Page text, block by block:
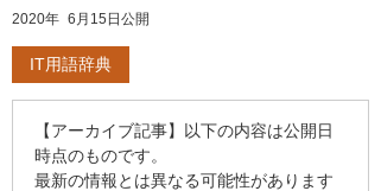
2020年 6月15日公開
IT用語辞典
【アーカイブ記事】以下の内容は公開日
時点のものです。
最新の情報とは異なる可能性があります